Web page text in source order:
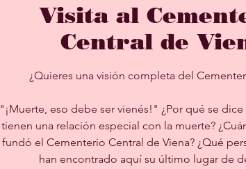
Visita al
Central de
¿Quieres una visión completa del
"¡Muerte, eso debe ser vienés!" ¿Por qué se
tienen una relación especial con la muerte?
fundó el Cementerio Central de Viena? ¿Qué
han encontrado aquí su último lugar de